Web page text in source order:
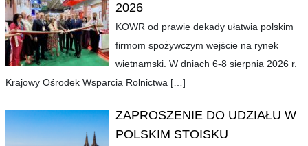
2026
KOWR od prawie dekady ułatwia polskim
firmom spożywczym wejście na rynek
wietnamski. W dniach 6-8 sierpnia 2026 r.
Krajowy Ośrodek Wsparcia Rolnictwa […]
ZAPROSZENIE DO UDZIAŁU W
POLSKIM STOISKU